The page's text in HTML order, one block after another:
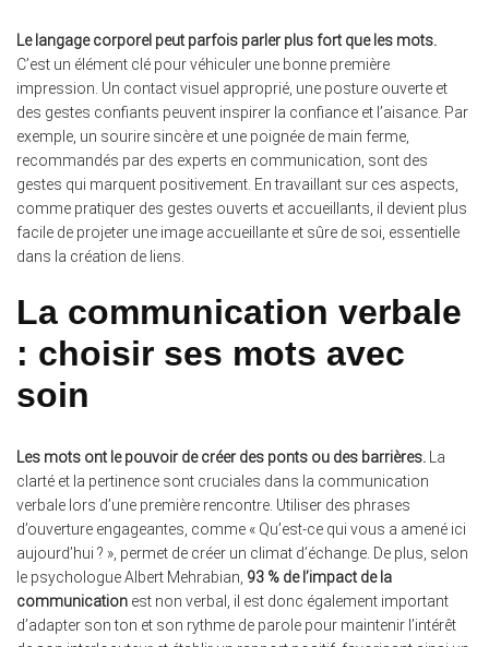
Le langage corporel peut parfois parler plus fort que les mots.
C’est un élément clé pour véhiculer une bonne première
impression. Un contact visuel approprié, une posture ouverte et
des gestes confiants peuvent inspirer la confiance et l’aisance. Par
exemple, un sourire sincère et une poignée de main ferme,
recommandés par des experts en communication, sont des
gestes qui marquent positivement. En travaillant sur ces aspects,
comme pratiquer des gestes ouverts et accueillants, il devient plus
facile de projeter une image accueillante et sûre de soi, essentielle
dans la création de liens.
La communication verbale
: choisir ses mots avec
soin
Les mots ont le pouvoir de créer des ponts ou des barrières. La
clarté et la pertinence sont cruciales dans la communication
verbale lors d’une première rencontre. Utiliser des phrases
d’ouverture engageantes, comme « Qu’est-ce qui vous a amené ici
aujourd’hui ? », permet de créer un climat d’échange. De plus, selon
le psychologue Albert Mehrabian, 93 % de l’impact de la
communication est non verbal, il est donc également important
d’adapter son ton et son rythme de parole pour maintenir l’intérêt